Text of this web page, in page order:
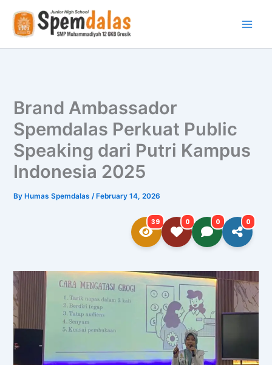
content
Brand Ambassador
Spemdalas Perkuat Public
Speaking dari Putri Kampus
Indonesia 2025
By Humas Spemdalas/ February 14, 2026
39 0 0 0